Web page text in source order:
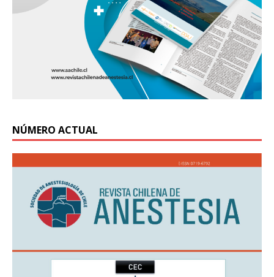
NÚMERO ACTUAL